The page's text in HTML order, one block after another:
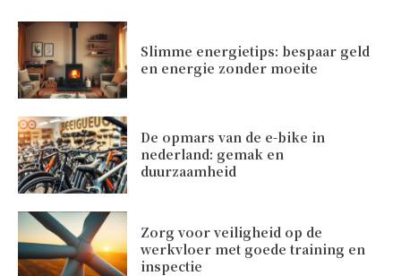
Slimme energietips: bespaar geld
en energie zonder moeite
De opmars van de e-bike in
nederland: gemak en
duurzaamheid
Zorg voor veiligheid op de
werkvloer met goede training en
inspectie